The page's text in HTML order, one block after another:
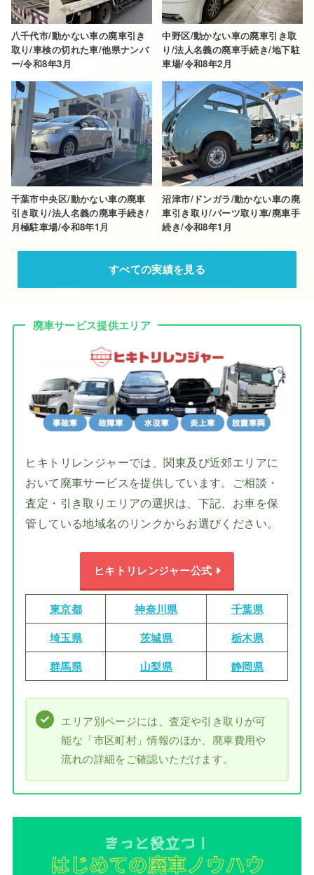
八千代市/動かない車の廃車引き
取り/車検の切れた車/他県ナンバ
ー/令和8年3月
中野区/動かない車の廃車引き取
り/法人名義の廃車手続き/地下駐
車場/令和8年2月
千葉市中央区/動かない車の廃車
引き取り/法人名義の廃車手続き/
月極駐車場/令和8年1月
沼津市/ドンガラ/動かない車の廃
車引き取り/パーツ取り車/廃車手
続き/令和8年1月
すべての実績を見る
廃車サービス提供エリア
ヒキトリレンジャーでは、関東及び近郊エリアに
おいて廃車サービスを提供しています。ご相談・
査定・引き取りエリアの選択は、下記、お車を保
管している地域名のリンクからお選びください。
ヒキトリレンジャー公式
東京都 神奈川県
千葉県
埼玉県
茨城県
栃木県
群馬県
山梨県 静岡県
エリア別ページには、査定や引き取りが可
能な「市区町村」情報のほか、廃車費用や
流れの詳細をご確認いただけます。